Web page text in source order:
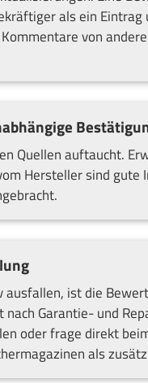
als ein
von
Quellen auftaucht.
Hersteller sind
ist die
Garantie- und
oder frage direkt
als